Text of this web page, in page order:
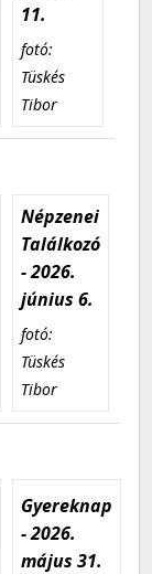
11.
fotó:
Tüskés
Tibor
Népzenei
Találkozó
- 2026.
június 6.
fotó:
Tüskés
Tibor
Gyereknap
- 2026.
május 31.